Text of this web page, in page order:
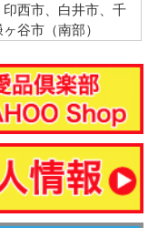
西市、白井市、千
谷市（南部）